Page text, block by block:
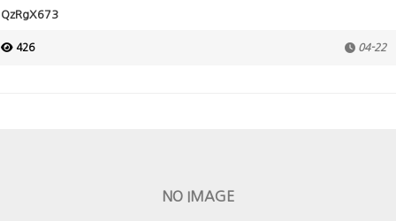
QzRgX673
426 04-22
NO IMAGE